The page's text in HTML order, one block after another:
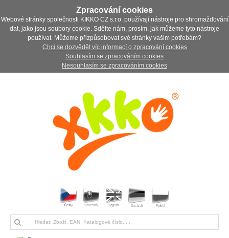
Zpracování cookies
Webové stránky společnosti KIKKO CZ s.r.o. používají nástroje pro shromažďování
dat, jako jsou soubory cookie. Sdělte nám, prosím, jak můžeme tyto nástroje
používat. Můžeme přizpůsobovat své stránky vašim potřebám?
Chci se dozvědět víc informací o zpracování cookies
Souhlasím se zpracováním cookies
Nesouhlasím se zpracováním cookies